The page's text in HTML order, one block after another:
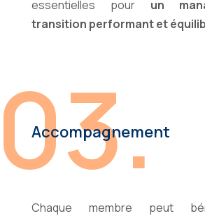
essentielles pour un
transition performant et
Accompagnement
Chaque membre peut